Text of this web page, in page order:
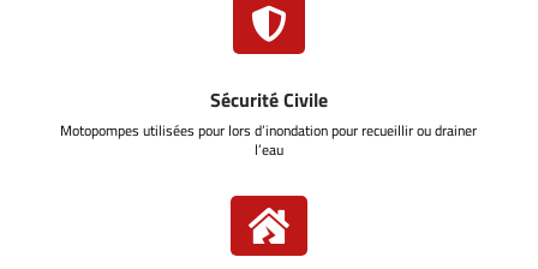

Sécurité Civile
Motopompes utilisées pour lors d’inondation pour recueillir ou drainer
l’eau
